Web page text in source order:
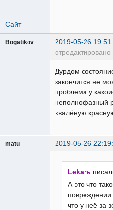
Сайт
Bogatikov 2019-05-26
Дурдом
закончится не
проблема у
неполнофазный
хвалёную
matu 2019-05-26
Lekarь
А это что
что у неё за